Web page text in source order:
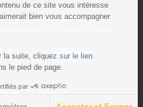
de ce site vous intéresse
bien vous accompagner
la suite, cliquez sur le lien
le pied de page.
par
ANNONCES PUBLIÉES
légales S’identifier